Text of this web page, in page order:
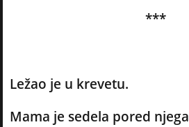
***
Ležao je u krevetu.
Mama je sedela pored